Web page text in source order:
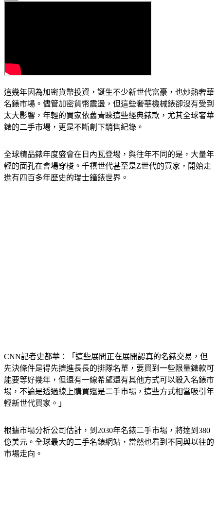
這幾年因為加密貨幣投資，誕生不少新世代富豪，也炒熱奢華
名錶市場。儘管加密貨幣震盪，但這些奢華機械錶卻沒有受到
太大影響，年輕的買家依舊青睞這些經典錶款，尤其全球奢華
錶的二手市場，更是不斷創下銷售紀錄。
全球精品錶年度盛會在日內瓦登場，與往年不同的是，大量年
輕的面孔在會場穿梭。千禧世代甚至是Z世代的買家，開始走
進有四百多年歷史的瑞士鐘錶世界。
CNN記者史都華：「這些展間正在展開認真的名錶交易，但
先決條件是得先擠進長長的排隊名單，要買到一些限量錶款可
能要等好幾年，但還有一線希望還有其他方式可以殺入名錶市
場，不論是透過線上購買還是二手市場，這些方式相當吸引年
輕新世代買家。」
根據市場分析公司估計，到2030年名錶二手市場，將達到380
億美元。全球最大的二手名錶網站，當然也看到不同與以往的
市場走向。